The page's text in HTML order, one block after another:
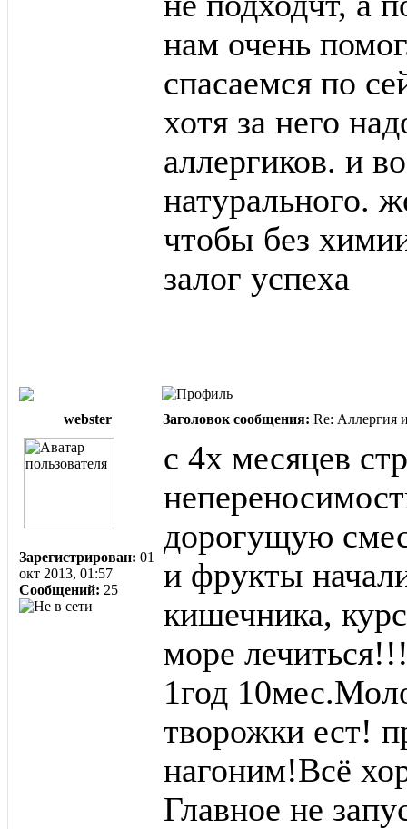
нам очень
спасаемся по
хотя за него
аллергиков. и
натурального.
чтобы без
залог успеха
webster Заголовок сообщения: Re: Аллергия
Зарегистрирован: 01
окт 2013, 01:57
Сообщений: 25
с 4х месяцев
дорогущую
и фрукты
кишечника,
море
1год
творожки ест!
нагоним!Всё
Главное не